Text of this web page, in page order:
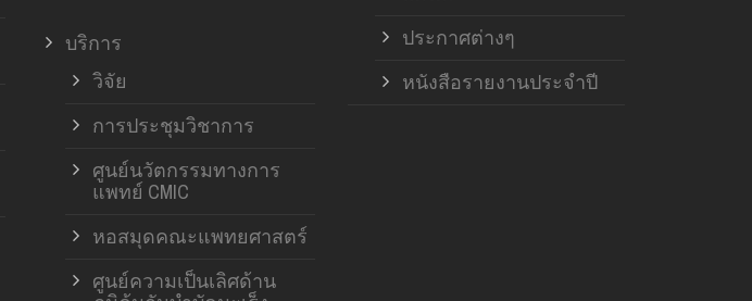
บริการ
วิจัย
การประชุมวิชาการ
ศูนย์นวัตกรรมทางการ
แพทย์ CMIC
หอสมุดคณะแพทยศาสตร์
ศูนย์ความเป็นเลิศด้าน
ประกาศต่างๆ
หนังสือรายงานประจำปี